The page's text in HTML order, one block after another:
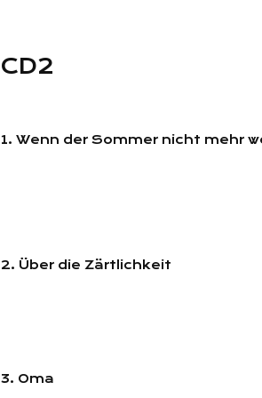
CD2
1. Wenn der Sommer nicht mehr
2. Über die Zärtlichkeit
3. Oma